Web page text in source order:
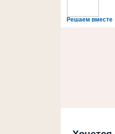
Решаем вместе